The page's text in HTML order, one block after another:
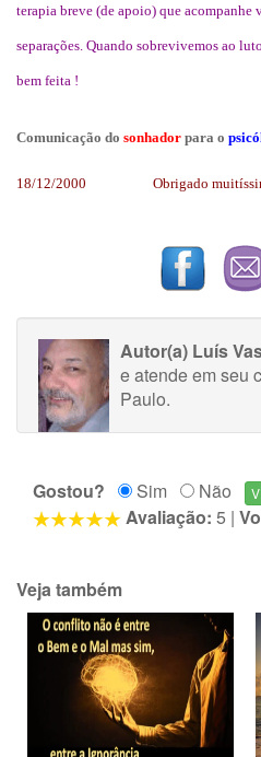
terapia breve (de apoio) que acompanhe
separações. Quando sobrevivemos ao
bem feita !
Comunicação do sonhador para o
18/12/2000 Obrigado
Autor(a) Luís
e atende em seu
Paulo.
Gostou? Sim
Não
Avaliação: 5 |
Veja também